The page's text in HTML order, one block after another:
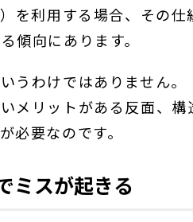
を利用する場合、その
傾向にあります。
うわけではありません。
メリットがある反面、
必要なのです。
ミスが起きる